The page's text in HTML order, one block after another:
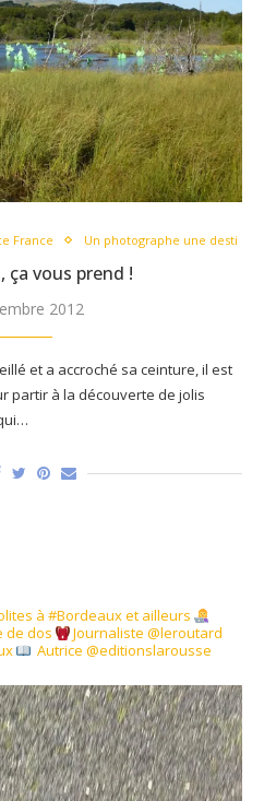
France Un photographe une desti
ça vous prend !
2012
et a accroché sa ceinture, il est
partir à la découverte de jolis
à #Bordeaux et ailleurs
de dos
Journaliste @leroutard
Autrice @editionslarousse